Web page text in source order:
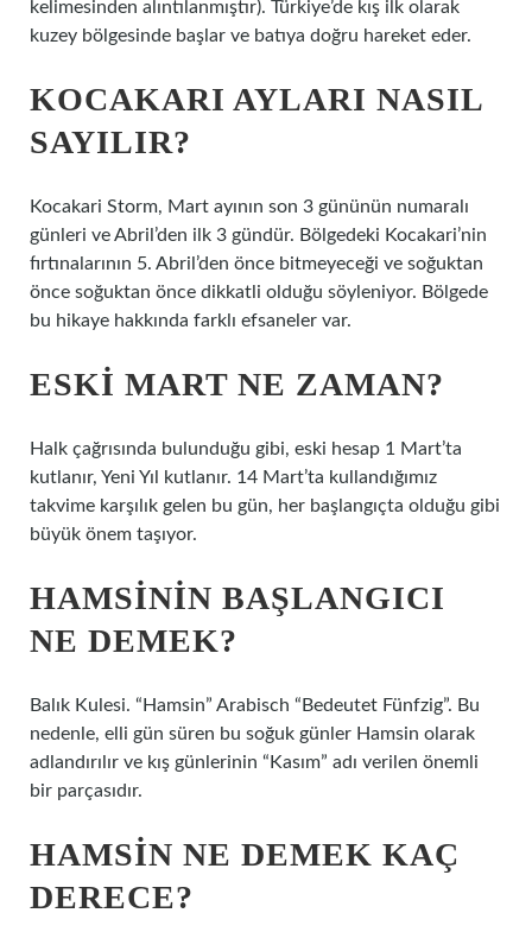
kelimesinden alıntılanmıştır). Türkiye’de kış ilk olarak
kuzey bölgesinde başlar ve batıya doğru hareket eder.
KOCAKARI AYLARI NASIL
SAYILIR?
Kocakari Storm, Mart ayının son 3 gününün numaralı
günleri ve Abril’den ilk 3 gündür. Bölgedeki Kocakari’nin
fırtınalarının 5. Abril’den önce bitmeyeceği ve soğuktan
önce soğuktan önce dikkatli olduğu söyleniyor. Bölgede
bu hikaye hakkında farklı efsaneler var.
ESKI MART NE ZAMAN?
Halk çağrısında bulunduğu gibi, eski hesap 1 Mart’ta
kutlanır, Yeni Yıl kutlanır. 14 Mart’ta kullandığımız
takvime karşılık gelen bu gün, her başlangıçta olduğu gibi
büyük önem taşıyor.
HAMSININ BAŞLANGICI
NE DEMEK?
Balık Kulesi. “Hamsin” Arabisch “Bedeutet Fünfzig”. Bu
nedenle, elli gün süren bu soğuk günler Hamsin olarak
adlandırılır ve kış günlerinin “Kasım” adı verilen önemli
bir parçasıdır.
HAMSIN NE DEMEK KAÇ
DERECE?